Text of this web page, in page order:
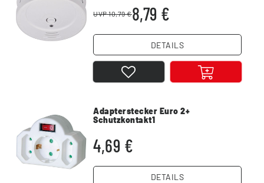
UVP 10,79 €8,79 €
DETAILS
Adapterstecker Euro 2+
Schutzkontakt1
4,69 €
DETAILS